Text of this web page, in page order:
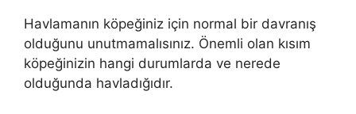
Havlamanın köpeğiniz için normal bir davranış
olduğunu unutmamalısınız. Önemli olan kısım
köpeğinizin hangi durumlarda ve nerede
olduğunda havladığıdır.